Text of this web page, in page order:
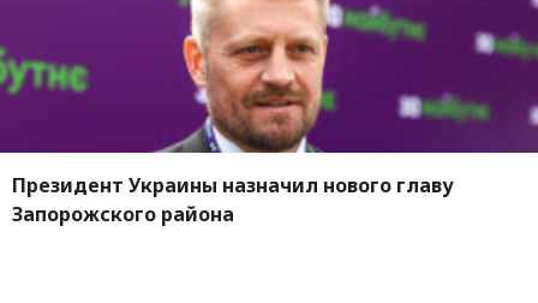
Президент Украины назначил нового главу
Запорожского района